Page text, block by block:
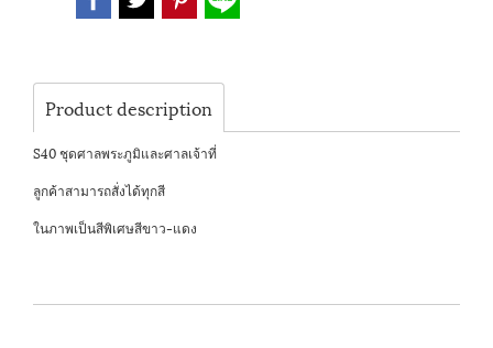
Product description
S40 ชุดศาลพระภูมิและศาลเจ้าที่
ลูกค้าสามารถสั่งได้ทุกสี
ในภาพเป็นสีพิเศษสีขาว-แดง